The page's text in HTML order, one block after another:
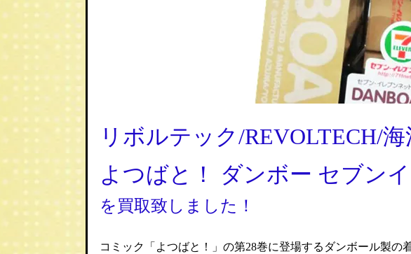
リボルテック/REVOLTECH/海
よつばと！ ダンボー セブン
を買取致しました！
コミック「よつばと！」の第28巻に登場するダンボール製の